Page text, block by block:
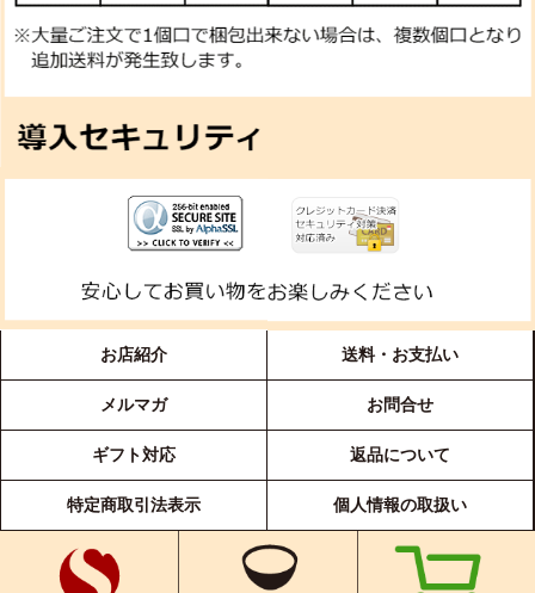
お店紹介 送料・お支払い
メルマガ お問合せ
ギフト対応 返品について
特定商取引法表示 個人情報の取扱い